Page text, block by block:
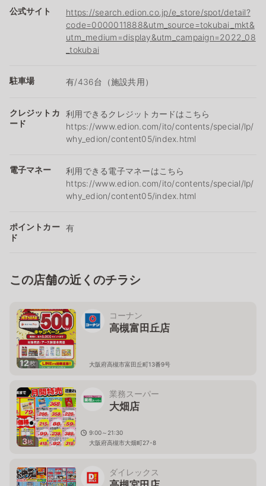
公式サイト
https://search.edion.co.jp/e_store/spot/detail?
code=0000011888&utm_source=tokubai_mkt&
utm_medium=display&utm_campaign=2022_08
_tokubai
駐車場 有/436台（施設共用）
クレジットカ
ード
利用できるクレジットカードはこちら
https://www.edion.com/ito/contents/special/lp/
why_edion/content05/index.html
電子マネー
利用できる電子マネーはこちら
https://www.edion.com/ito/contents/special/lp/
why_edion/content05/index.html
ポイントカー
ド
有
この店舗の近くのチラシ
12枚
コーナン
高槻富田丘店
大阪府高槻市富田丘町13番9号
3枚
業務スーパー
大畑店
9:00～21:30
大阪府高槻市大畑町27-8
ダイレックス